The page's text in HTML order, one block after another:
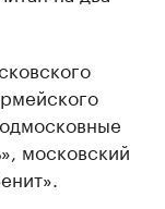
московский